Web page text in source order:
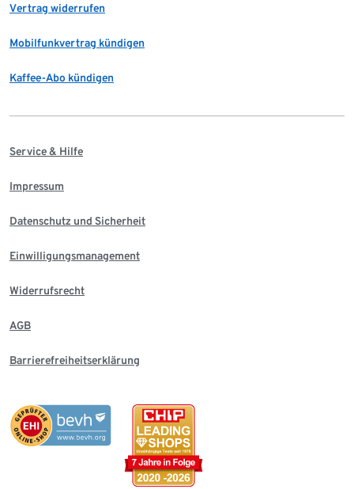
Vertrag widerrufen
Mobilfunkvertrag kündigen
Kaffee-Abo kündigen
Service & Hilfe
Impressum
Datenschutz und Sicherheit
Einwilligungsmanagement
Widerrufsrecht
AGB
Barrierefreiheitserklärung